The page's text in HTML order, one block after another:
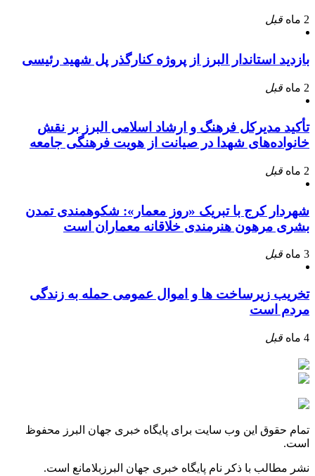
2 ماه قبل
بازدید استاندار البرز از پروژه کنارگذر پل شهید رئیسی
2 ماه قبل
تأکید مدیرکل فرهنگ و ارشاد اسلامی البرز بر نقش
خانواده‌های شهدا در صیانت از هویت فرهنگی جامعه
2 ماه قبل
شهردار کرج با تبریک «روز معمار»: شکوهمندی تمدن
بشری مرهون هنرمندی خلاقانه معماران است
3 ماه قبل
تخریب زیرساخت ها و اموال عمومی حمله به زندگی
مردم است
4 ماه قبل
تمام حقوق این وب سایت برای پایگاه خبری جهان البرز محفوظ
است.
نشر مطالب با ذکر نام پایگاه خبری جهان البرزبلامانع است.